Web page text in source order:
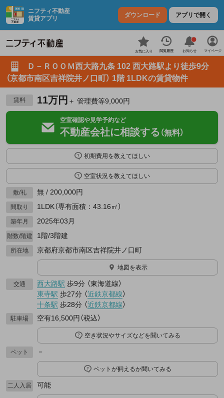
ニフティ不動産
賃貸アプリ
ダウンロード アプリで開く
お気に入り 閲覧履歴 お知らせ マイページ
Ｄ－ＲＯＯＭ西大路九条 102 西大路駅より徒歩9分
（京都市南区吉祥院井ノ口町） 1階 1LDKの賃貸物件
賃料 11万円 ＋ 管理費等9,000円
空室確認や見学予約など
不動産会社に相談する （無料）
初期費用を教えてほしい
空室状況を教えてほしい
敷/礼 無 / 200,000円
間取り 1LDK（専有面積：43.16㎡）
築年月 2025年03月
階数/階建 1階/3階建
所在地 京都府京都市南区吉祥院井ノ口町
地図を表示
交通 西大路駅 歩9分 （東海道線）
東寺駅 歩27分 （近鉄京都線）
十条駅 歩28分 （近鉄京都線）
駐車場 空有16,500円（税込）
空き状況やサイズなどを聞いてみる
ペット －
ペットが飼えるか聞いてみる
二人入居 可能